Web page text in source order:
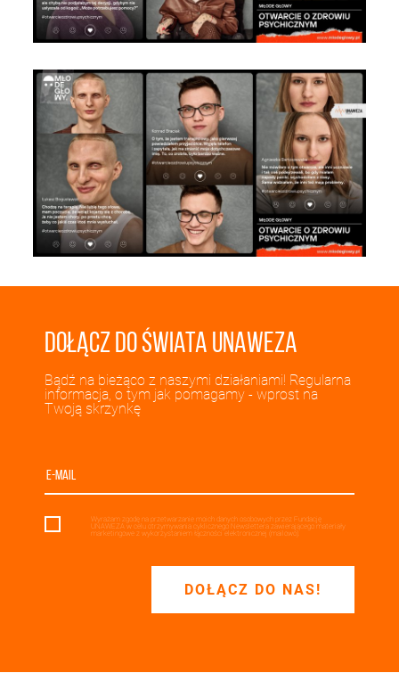
Dołącz do świata UNAWEZA
Bądź na bieżąco z naszymi działaniami! Regularna
informacja, o tym jak pomagamy - wprost na
Twoją skrzynkę
Wyrażam zgodę na przetwarzanie moich danych osobowych przez Fundację
UNAWEZA w celu otrzymywania cyklicznego Newslettera zawierającego materiały
marketingowe z wykorzystaniem łączności elektronicznej (mailowo).
DOŁĄCZ DO NAS!